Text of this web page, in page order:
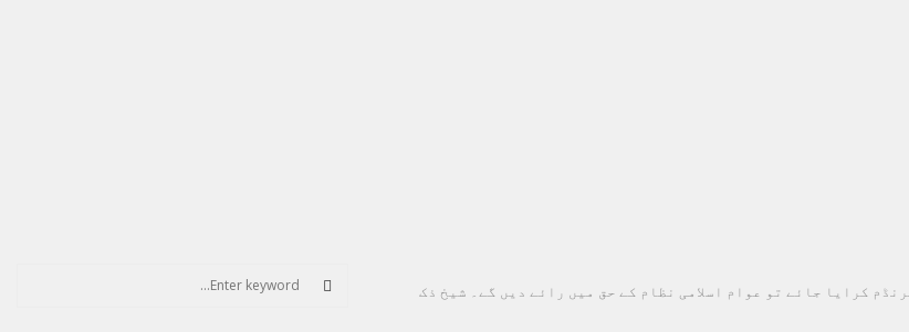
کرایا جائے تو عوام اسلامی نظام کے حق میں رائے دیں گے۔ شیخ ذک